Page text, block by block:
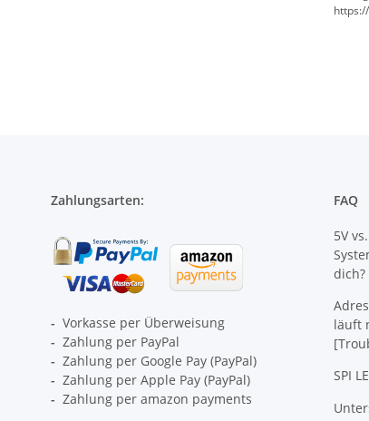
Zahlungsarten:
- Vorkasse per Überweisung
- Zahlung per PayPal
- Zahlung per Google Pay (PayPal)
- Zahlung per Apple Pay (PayPal)
- Zahlung per amazon payments
FAQ
5V
dich?
läuft
SPI